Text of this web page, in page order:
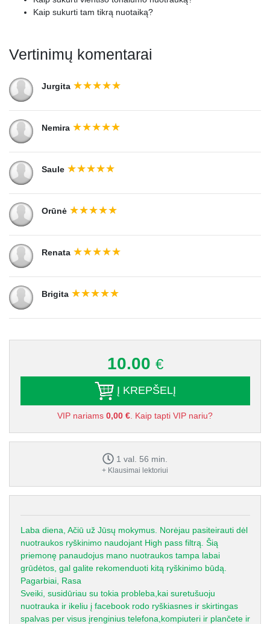
Kaip sukurti tam tikrą nuotaiką?
Vertinimų komentarai
Jurgita
Nemira
Saule
Orūnė
Renata
Brigita
10.00 €
Į KREPŠELĮ
VIP nariams 0,00 € . Kaip tapti VIP nariu?
1 val. 56 min.
+ Klausimai lektoriui
Laba diena, Ačiū už Jūsų mokymus. Norėjau pasiteirauti dėl
nuotraukos ryškinimo naudojant High pass filtrą. Šią
priemonę panaudojus mano nuotraukos tampa labai
grūdėtos, gal galite rekomenduoti kitą ryškinimo būdą.
Pagarbiai, Rasa
Sveiki, susidūriau su tokia probleba,kai suretušuoju
nuotrauka ir ikeliu į facebook rodo ryškiasnes ir skirtingas
spalvas per visus įrenginius telefona,kompiuteri ir plančete ir